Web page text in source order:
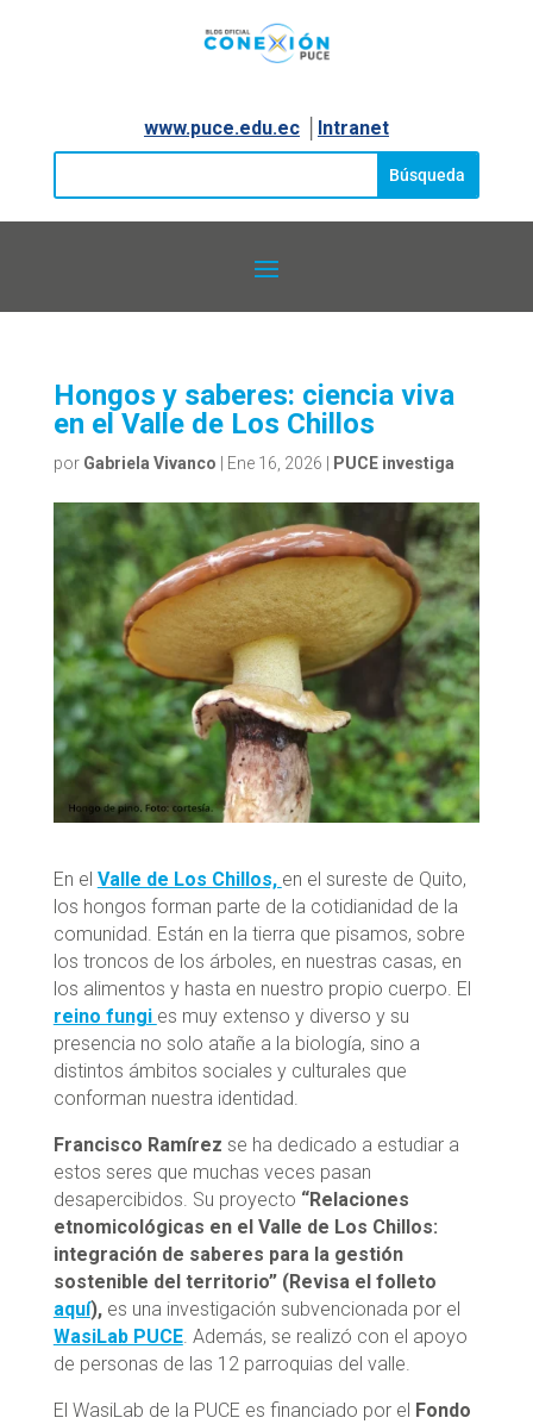
www.puce.edu.ec│ Intranet
Hongos y saberes: ciencia viva
en el Valle de Los Chillos
por Gabriela Vivanco Ene 16, 2026 PUCE investiga
En el Valle de Los Chillos, en el sureste de Quito,
los hongos forman parte de la cotidianidad de la
comunidad. Están en la tierra que pisamos, sobre
los troncos de los árboles, en nuestras casas, en
los alimentos y hasta en nuestro propio cuerpo. El
reino fungi es muy extenso y diverso y su
presencia no solo atañe a la biología, sino a
distintos ámbitos sociales y culturales que
conforman nuestra identidad.
Francisco Ramírez se ha dedicado a estudiar a
estos seres que muchas veces pasan
desapercibidos. Su proyecto “Relaciones
etnomicológicas en el Valle de Los Chillos:
integración de saberes para la gestión
sostenible del territorio” (Revisa el folleto
aquí),es una investigación subvencionada por el
WasiLab PUCE. Además, se realizó con el apoyo
de personas de las 12 parroquias del valle.
El WasiLab de la PUCE es financiado por el Fondo